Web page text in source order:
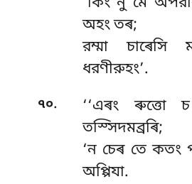
অহং তৰ;
রম্মা চাৰেসি
ধরণীরুহং’.
৭০. ‘‘এৰংৰুত্তো
তস্সিদমব্রৰি;
‘ন চেৰ তে কতং
অপ্পিযা.